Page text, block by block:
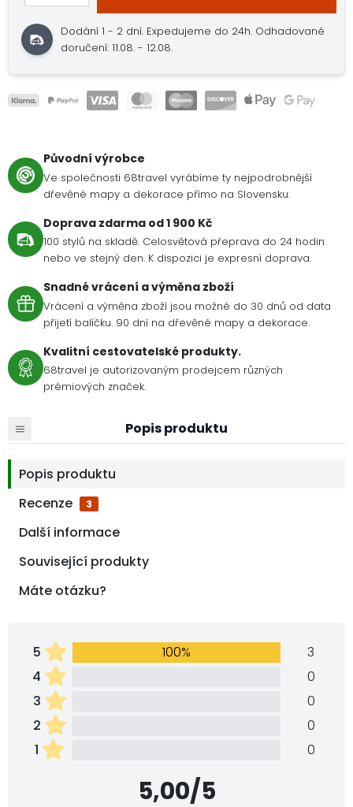
Dodání 1 - 2 dní. Expedujeme do 24h. Odhadované
doručení: 11.08. - 12.08.
Původní výrobce
Ve společnosti 68travel vyrábíme ty nejpodrobnější
dřevěné mapy a dekorace přímo na Slovensku.
Doprava zdarma od 1 900 Kč
100 stylů na skladě. Celosvětová přeprava do 24 hodin
nebo ve stejný den. K dispozici je expresní doprava.
Snadné vrácení a výměna zboží
Vrácení a výměna zboží jsou možné do 30 dnů od data
přijetí balíčku. 90 dní na dřevěné mapy a dekorace.
Kvalitní cestovatelské produkty.
68travel je autorizovaným prodejcem různých
prémiových značek.
Popis produktu
Popis produktu
Recenze
3
Další informace
Související produkty
Máte otázku?
5 100%
3
4
0
3
0
2
0
1
0
5,00/5